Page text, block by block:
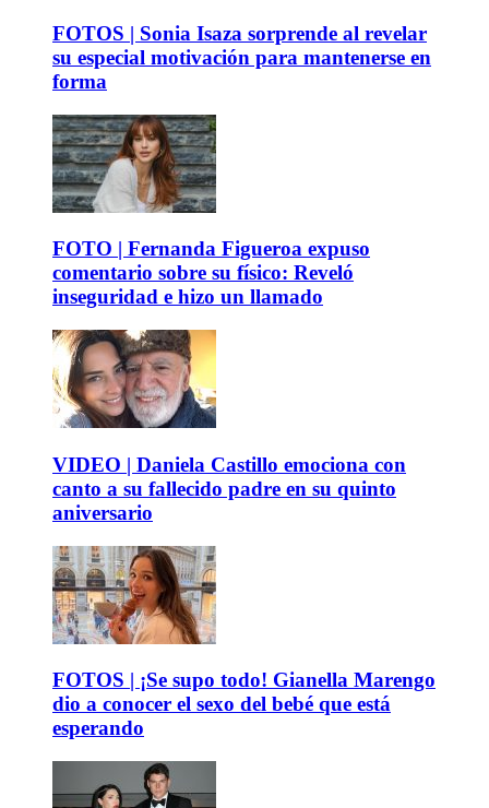
FOTOS | Sonia Isaza sorprende al revelar
su especial motivación para mantenerse en
forma
FOTO | Fernanda Figueroa expuso
comentario sobre su físico: Reveló
inseguridad e hizo un llamado
VIDEO | Daniela Castillo emociona con
canto a su fallecido padre en su quinto
aniversario
FOTOS | ¡Se supo todo! Gianella Marengo
dio a conocer el sexo del bebé que está
esperando